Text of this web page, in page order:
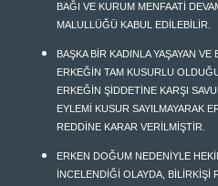
BAĞI VE KURUM MENFAATİ
MALULLÜĞÜ KABUL EDİLEBİLİR.
BAŞKA BİR KADINLA YAŞAYAN
ERKEĞİN TAM KUSURLU
ERKEĞİN ŞİDDETİNE KARŞI
EYLEMİ KUSUR SAYILMAYARAK
REDDİNE KARAR VERİLMİŞTİR.
ERKEN DOĞUM NEDENİYLE
İNCELENDİĞİ OLAYDA, BİLİRKİŞİ